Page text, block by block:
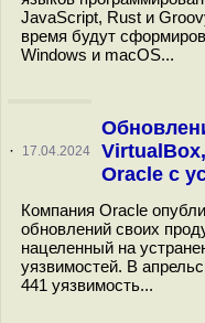
JavaScript, Rust и
время будут
Windows и macOS...
· 17.04.2024
Oracle с
Компания Oracle
обновлений своих
нацеленный на
уязвимостей. В
441 уязвимость...